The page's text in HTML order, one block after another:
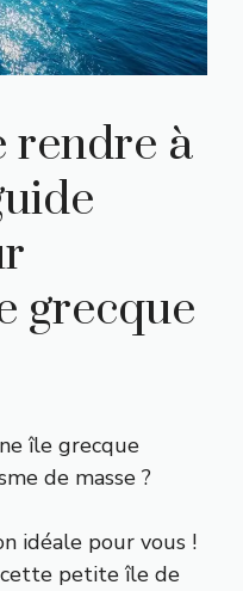
rendre à
grecque
île grecque
de masse ?
idéale pour vous !
cette petite île de